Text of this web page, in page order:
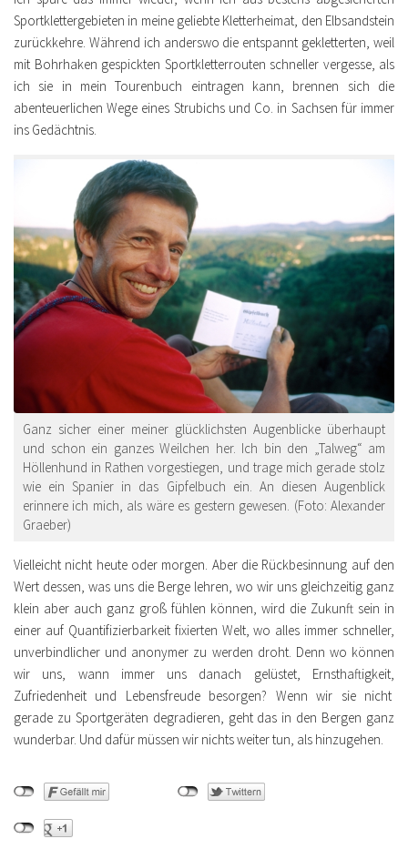
Sportklettergebieten in meine geliebte Kletterheimat, den Elbsandstein
zurückkehre. Während ich anderswo die entspannt gekletterten, weil
mit Bohrhaken gespickten Sportkletterrouten schneller vergesse, als
ich sie in mein Tourenbuch eintragen kann, brennen sich die
abenteuerlichen Wege eines Strubichs und Co. in Sachsen für immer
ins Gedächtnis.
Ganz sicher einer meiner glücklichsten Augenblicke überhaupt
und schon ein ganzes Weilchen her. Ich bin den „Talweg“ am
Höllenhund in Rathen vorgestiegen, und trage mich gerade stolz
wie ein Spanier in das Gipfelbuch ein. An diesen Augenblick
erinnere ich mich, als wäre es gestern gewesen. (Foto: Alexander
Graeber)
Vielleicht nicht heute oder morgen. Aber die Rückbesinnung auf den
Wert dessen, was uns die Berge lehren, wo wir uns gleichzeitig ganz
klein aber auch ganz groß fühlen können, wird die Zukunft sein in
einer auf Quantifizierbarkeit fixierten Welt, wo alles immer schneller,
unverbindlicher und anonymer zu werden droht. Denn wo können
wir uns, wann immer uns danach gelüstet, Ernsthaftigkeit,
Zufriedenheit und Lebensfreude besorgen? Wenn wir sie nicht
gerade zu Sportgeräten degradieren, geht das in den Bergen ganz
wunderbar. Und dafür müssen wir nichts weiter tun, als hinzugehen.